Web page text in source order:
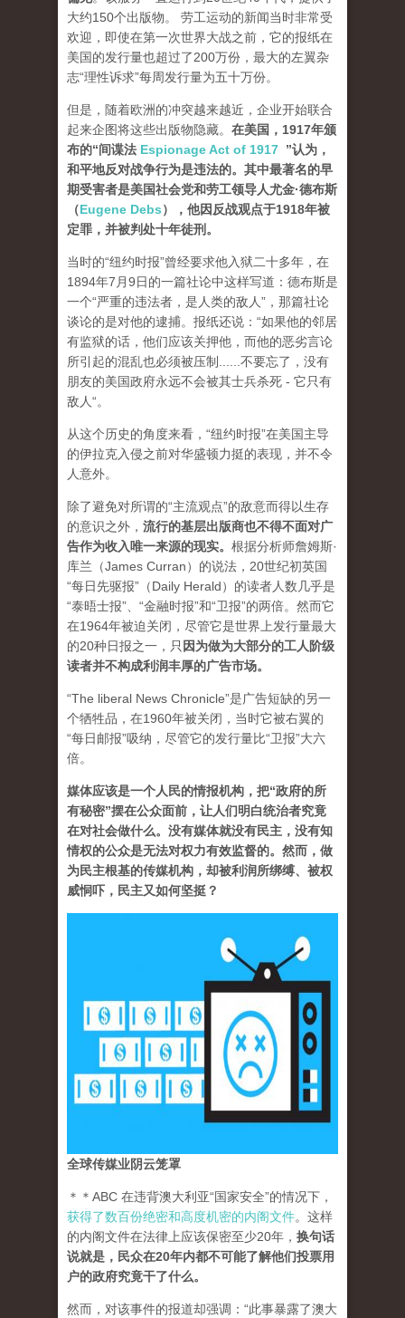
大约150个出版物。 劳工运动的新闻当时非常受
欢迎，即使在第一次世界大战之前，它的报纸在
美国的发行量也超过了200万份，最大的左翼杂
志“理性诉求”每周发行量为五十万份。
但是，随着欧洲的冲突越来越近，企业开始联合
起来企图将这些出版物隐藏。 在美国，1917年颁
布的“间谍法 Espionage Act of 1917 ”认为，
和平地反对战争行为是违法的。其中最著名的早
期受害者是美国社会党和劳工领导人尤金·德布斯
（Eugene Debs），他因反战观点于1918年被
定罪，并被判处十年徒刑。
当时的“纽约时报”曾经要求他入狱二十多年，在
1894年7月9日的一篇社论中这样写道：德布斯是
一个“严重的违法者，是人类的敌人”，那篇社论
谈论的是对他的逮捕。报纸还说：“如果他的邻居
有监狱的话，他们应该关押他，而他的恶劣言论
所引起的混乱也必须被压制......不要忘了，没有
朋友的美国政府永远不会被其士兵杀死 - 它只有
敌人“。
从这个历史的角度来看，“纽约时报”在美国主导
的伊拉克入侵之前对华盛顿力挺的表现，并不令
人意外。
除了避免对所谓的“主流观点”的敌意而得以生存
的意识之外， 流行的基层出版商也不得不面对广
告作为收入唯一来源的现实。 根据分析师詹姆斯·
库兰（James Curran）的说法，20世纪初英国
“每日先驱报”（Daily Herald）的读者人数几乎是
“泰晤士报”、“金融时报”和“卫报”的两倍。然而它
在1964年被迫关闭，尽管它是世界上发行量最大
的20种日报之一， 只 因为做为大部分的工人阶级
读者并不构成利润丰厚的广告市场。
“The liberal News Chronicle”是广告短缺的另一
个牺牲品，在1960年被关闭，当时它被右翼的
“每日邮报”吸纳，尽管它的发行量比“卫报”大六
倍。
媒体应该是一个人民的情报机构，把“政府的所
有秘密”摆在公众面前，让人们明白统治者究竟
在对社会做什么。没有媒体就没有民主，没有知
情权的公众是无法对权力有效监督的。然而，做
为民主根基的传媒机构，却被利润所绑缚、被权
威恫吓，民主又如何坚挺？
全球传媒业阴云笼罩
＊＊ABC 在违背澳大利亚“国家安全”的情况下，
获得了数百份绝密和高度机密的内阁文件。这样
的内阁文件在法律上应该保密至少20年， 换句话
说就是，民众在20年内都不可能了解他们投票用
户的政府究竟干了什么。
然而，对该事件的报道却强调：“此事暴露了澳大